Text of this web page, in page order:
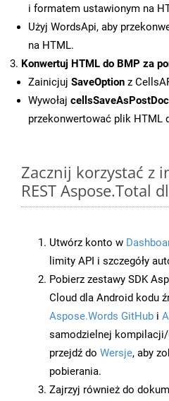
i formatem ustawionym na
Użyj WordsApi, aby
na HTML.
Konwertuj HTML do BMP za
Zainicjuj SaveOption z
Wywołaj
przekonwertować plik HTML
Zacznij korzystać z
REST Aspose.Total
Utwórz konto w
limity API i szczegóły
Pobierz zestawy SDK
Cloud dla Android kodu
Aspose.Words GitHub i
samodzielnej kompilacji/
przejdź do Wersje, aby
pobierania.
Zajrzyj również do